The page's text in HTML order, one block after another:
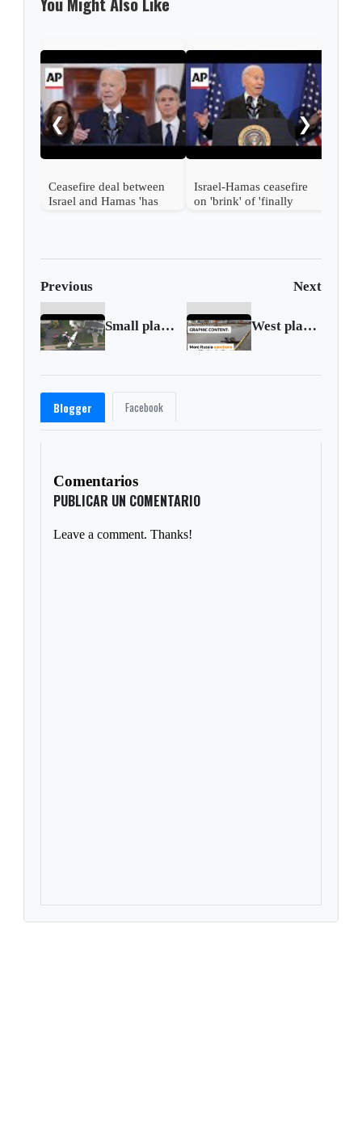
❮
Ceasefire deal between
Israel and Hamas 'has
Israel-Hamas ceasefire
on 'brink' of 'finally
❯
Previous Next
Small plane crashes into front yard of NJ home West plans more Russia sanctions over Ukraine deaths
Blogger Facebook
Comentarios
PUBLICAR UN COMENTARIO
Leave a comment. Thanks!